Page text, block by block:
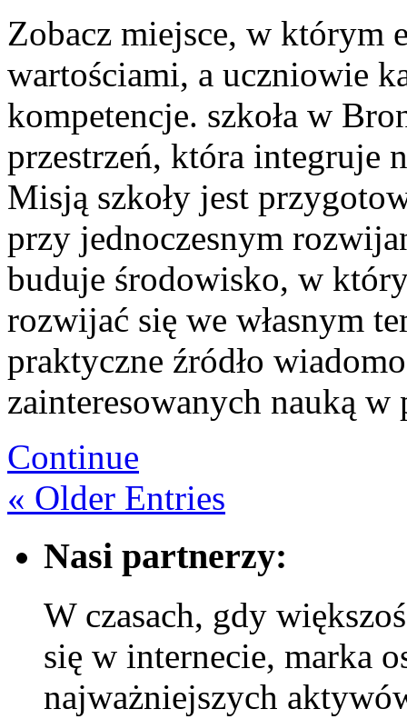
Zobacz miejsce, w którym
wartościami, a uczniowie
kompetencje. szkoła w
przestrzeń, która integruje
Misją szkoły jest
przy jednoczesnym
buduje środowisko, w
rozwijać się we własnym
praktyczne źródło
zainteresowanych nauką
Continue
« Older Entries
Nasi partnerzy:
W czasach, gdy
się w internecie, marka
najważniejszych